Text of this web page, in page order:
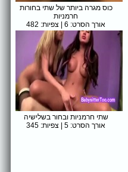
כוס מגרה ביותר של שתי בחורות
חרמניות
אורך הסרט: 6 | צפיות: 482
שתי חרמניות ובחור בשלישיה
אורך הסרט: 5 | צפיות: 345